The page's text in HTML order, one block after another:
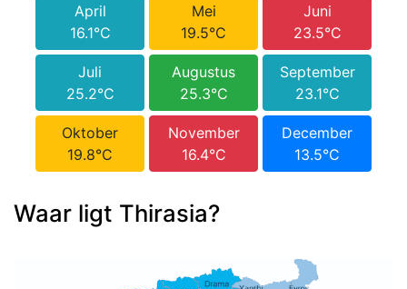
April
16.1°C
Mei
19.5°C
Juni
23.5°C
Juli
25.2°C
Augustus
25.3°C
September
23.1°C
Oktober
19.8°C
November
16.4°C
December
13.5°C
Waar ligt Thirasia?